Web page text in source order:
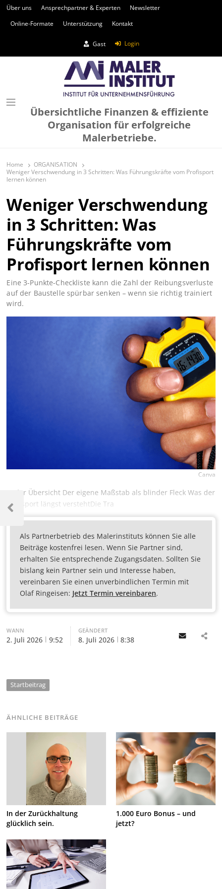
Über uns Ansprechpartner & Experten
Newsletter
Online-Formate
Unterstützung Kontakt
Gast Login
Übersichtliche Finanzen & effiziente
Organisation für erfolgreiche
Malerbetriebe.
Home
ORGANISATION
Weniger Verschwendung in 3 Schritten: Was Führungskräfte vom Profisport
lernen können
Weniger Verschwendung
in 3 Schritten: Was
Führungskräfte vom
Profisport lernen können
Eine 3-Punkte-Checkliste kann die Zahl der Reibungsverluste
auf der Baustelle spürbar senken – wenn sie richtig trainiert
wird.
Canva
In der Übersicht Der eigene Maßstab als blinder Fleck Was der
Profisport längst verstehtDie Tra
Als Partnerbetrieb des Malerinstituts können Sie alle
Beiträge kostenfrei lesen. Wenn Sie Partner sind,
erhalten Sie entsprechende Zugangsdaten. Sollten Sie
bislang kein Partner sein und Interesse haben,
vereinbaren Sie einen unverbindlichen Termin mit
Olaf Ringeisen: Jetzt Termin vereinbaren.
WANN
2. Juli 2026 9:52
GEÄNDERT
8. Juli 2026 8:38 Email
Startbeitrag
ÄHNLICHE BEITRÄGE
In der Zurückhaltung
glücklich sein.
1.000 Euro Bonus – und
jetzt?